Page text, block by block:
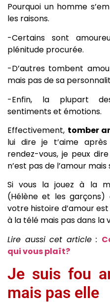
Pourquoi un homme
les raisons.
-Certains sont
plénitude procurée.
-D’autres tombent
mais pas de sa
-Enfin, la plupart
sentiments et émotions.
Effectivement, tomber
lui dire je t’aime
rendez-vous, je peux
n’est pas de l’amour
Si vous la jouez à la
(Hélène et les
votre histoire d’amour est
à la télé mais pas dans la
Lire aussi cet article :
qui vous plaît?
Je suis fou
mais pas elle